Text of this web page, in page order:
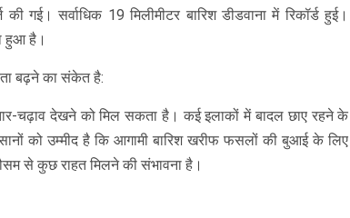
गई। सर्वाधिक 19 मिलीमीटर बारिश डीडवाना में रिकॉर्ड हुई।
हुआ है।
बढ़ने का संकेत है:
चढ़ाव देखने को मिल सकता है। कई इलाकों में बादल छाए रहने के
को उम्मीद है कि आगामी बारिश खरीफ फसलों की बुआई के लिए
से कुछ राहत मिलने की संभावना है।